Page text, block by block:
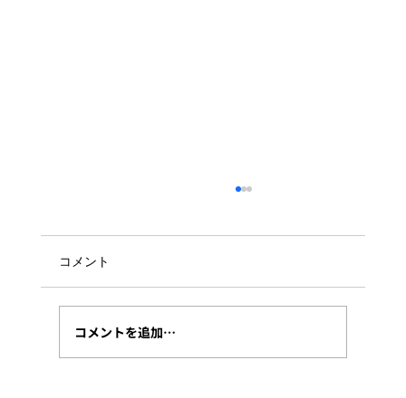
コメント
コメントを追加…